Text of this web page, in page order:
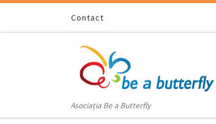
Skip to contentContact
Asociația Be a Butterfly